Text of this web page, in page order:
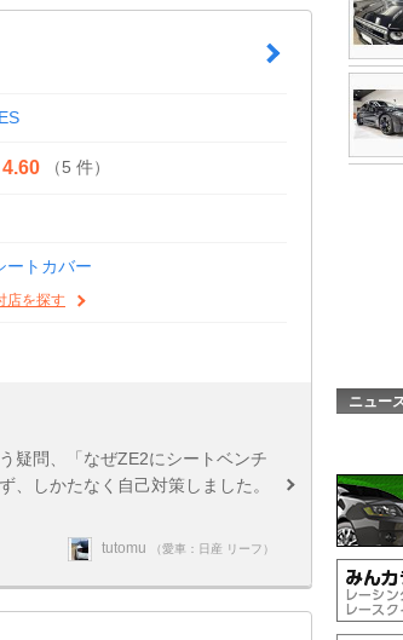
4.60 （5 件）
ートカバー
店を探す
疑問、「なぜZE2にシートベンチ
、しかたなく自己対策しました。
tutomu （愛車：日産 リーフ）
ニュー